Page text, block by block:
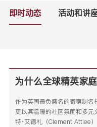
即时动态 活动和讲
作为英国最负盛名的寄宿制名
更以其温暖的社区氛围和多
特·艾德礼（Clement Attlee